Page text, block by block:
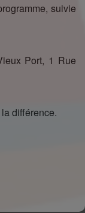
suivie
Port, 1 Rue
différence.